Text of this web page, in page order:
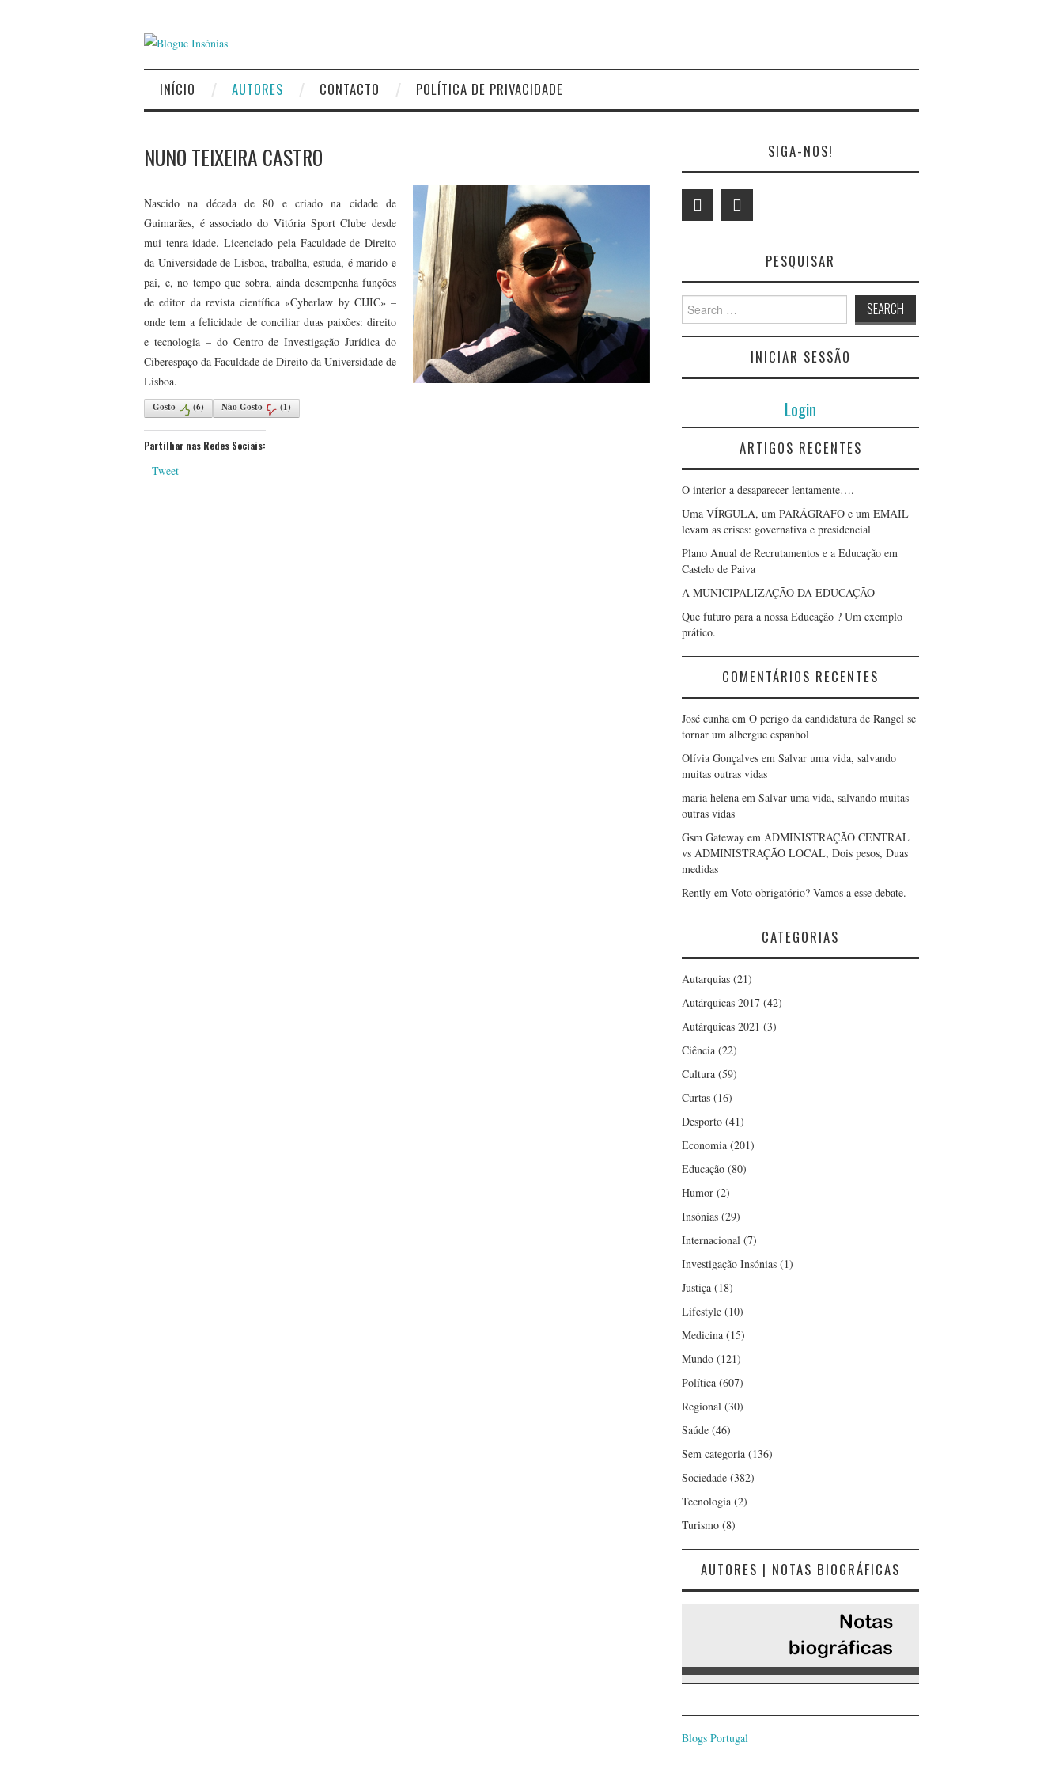
INÍCIO AUTORES CONTACTO POLÍTICA DE PRIVACIDADE
NUNO TEIXEIRA CASTRO
Nascido na década de 80 e criado na cidade de
Guimarães, é associado do Vitória Sport Clube desde
mui tenra idade. Licenciado pela Faculdade de Direito
da Universidade de Lisboa, trabalha, estuda, é marido e
pai, e, no tempo que sobra, ainda desempenha funções
de editor da revista científica «Cyberlaw by CIJIC» –
onde tem a felicidade de conciliar duas paixões: direito
e tecnologia – do Centro de Investigação Jurídica do
Ciberespaço da Faculdade de Direito da Universidade de
Lisboa.
Gosto (6) Não Gosto (1)
Partilhar nas Redes Sociais:
Tweet
SIGA-NOS!
PESQUISAR
Search
for:
INICIAR SESSÃO
Login
ARTIGOS RECENTES
O interior a desaparecer lentamente….
Uma VÍRGULA, um PARÁGRAFO e um EMAIL
levam as crises: governativa e presidencial
Plano Anual de Recrutamentos e a Educação em
Castelo de Paiva
A MUNICIPALIZAÇÃO DA EDUCAÇÃO
Que futuro para a nossa Educação ? Um exemplo
prático.
COMENTÁRIOS RECENTES
José cunha em O perigo da candidatura de Rangel se
tornar um albergue espanhol
Olívia Gonçalves em Salvar uma vida, salvando
muitas outras vidas
maria helena em Salvar uma vida, salvando muitas
outras vidas
Gsm Gateway em ADMINISTRAÇÃO CENTRAL
vs ADMINISTRAÇÃO LOCAL, Dois pesos, Duas
medidas
Rently em Voto obrigatório? Vamos a esse debate.
CATEGORIAS
Autarquias (21)
Autárquicas 2017 (42)
Autárquicas 2021 (3)
Ciência (22)
Cultura (59)
Curtas (16)
Desporto (41)
Economia (201)
Educação (80)
Humor (2)
Insónias (29)
Internacional (7)
Investigação Insónias (1)
Justiça (18)
Lifestyle (10)
Medicina (15)
Mundo (121)
Política (607)
Regional (30)
Saúde (46)
Sem categoria (136)
Sociedade (382)
Tecnologia (2)
Turismo (8)
AUTORES | NOTAS BIOGRÁFICAS
Blogs Portugal